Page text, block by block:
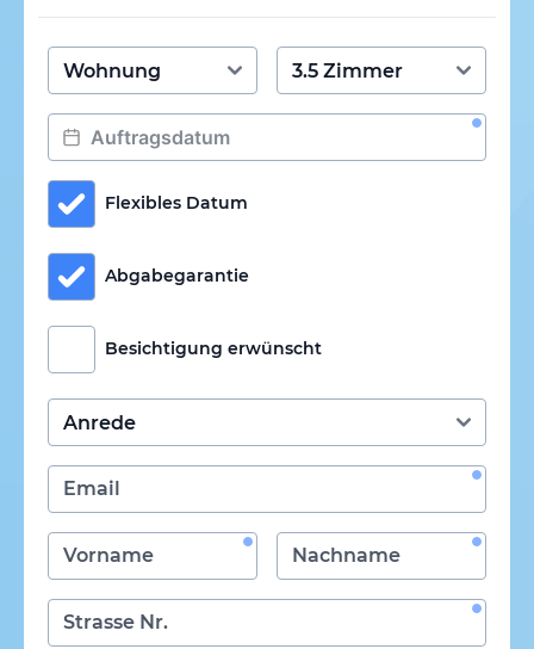
Flexibles Datum
Abgabegarantie
Besichtigung erwünscht